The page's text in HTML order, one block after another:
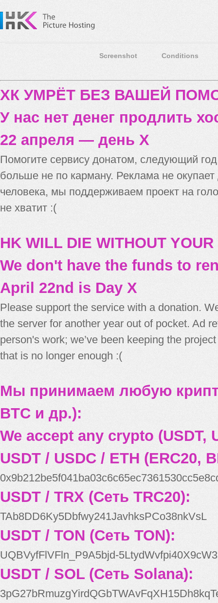
Screenshot Conditions
ХК УМРЁТ БЕЗ ВАШЕЙ
У нас нет денег продлить
22 апреля — день X
Помогите сервису донатом, следующий
больше не по карману. Реклама не
человека, мы поддерживаем проект на
не хватит :(
HK WILL DIE WITHOUT
We don't have the funds to
April 22nd is Day X
Please support the service with a donation.
the server for another year out of pocket. Ad
person's work; we’ve been keeping the
that is no longer enough :(
Мы принимаем любую
BTC и др.):
We accept any crypto (USDT,
USDT / USDC / ETH (ERC20,
USDT / TRX (Сеть TRC20):
TAb8DD6Ky5Dbfwy241JavhksPCo38nkVsL
USDT / TON (Сеть TON):
UQBVyfFlVFln_P9A5bjd-
USDT / SOL (Сеть Solana):